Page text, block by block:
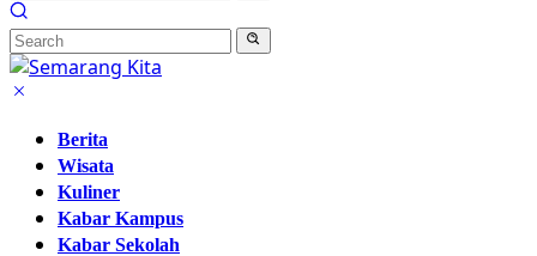
Berita
Wisata
Kuliner
Kabar Kampus
Kabar Sekolah